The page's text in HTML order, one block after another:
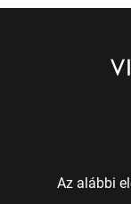
Az alábbi